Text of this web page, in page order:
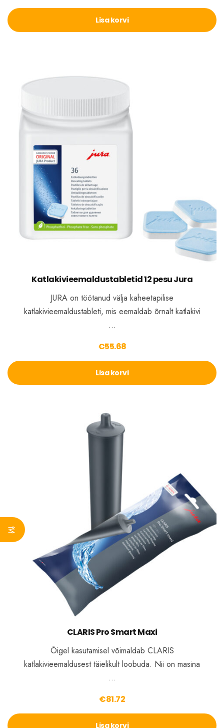
Lisa korvi
Katlakivieemaldustabletid 12 pesu Jura
JURA on töötanud välja kaheetapilise
katlakivieemaldustableti, mis eemaldab õrnalt katlakivi
…
€55.68
Lisa korvi
CLARIS Pro Smart Maxi
Õigel kasutamisel võimaldab CLARIS
katlakivieemaldusest täielikult loobuda. Nii on masina
…
€81.72
Lisa korvi